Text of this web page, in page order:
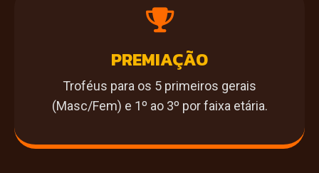
PREMIAÇÃO
Troféus para os 5 primeiros gerais
(Masc/Fem) e 1º ao 3º por faixa etária.